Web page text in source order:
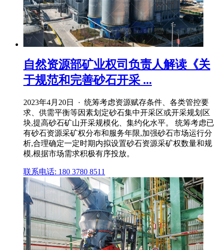
自然资源部矿业权司负责人解读《关
于规范和完善砂石开采 ...
2023年4月20日 · 统筹考虑资源赋存条件、各类管控要
求、供需平衡等因素划定砂石集中开采区或开采规划区
块,提高砂石矿山开采规模化、集约化水平。 统筹考虑已
有砂石资源采矿权分布和服务年限,加强砂石市场运行分
析,合理确定一定时期内拟设置砂石资源采矿权数量和规
模,根据市场需求积极有序投放。
联系电话: 180 3780 8511